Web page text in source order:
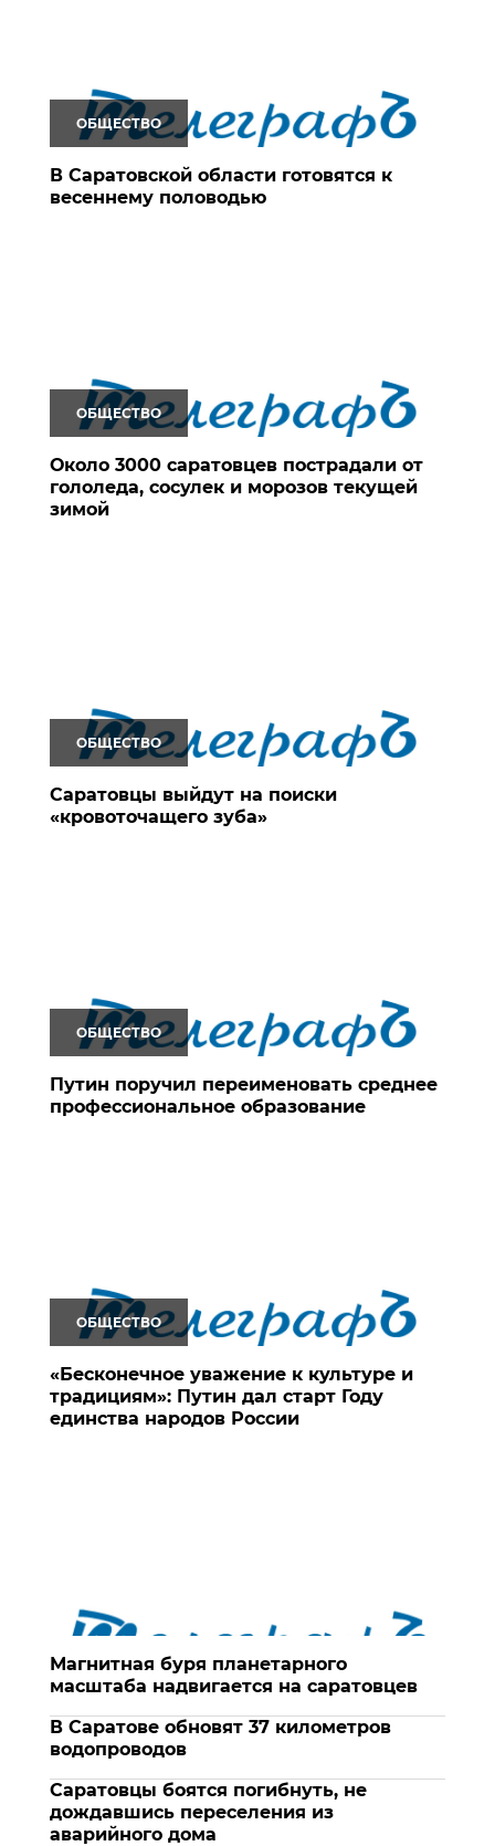
ОБЩЕСТВО
В Саратовской области готовятся к
весеннему половодью
ОБЩЕСТВО
Около 3000 саратовцев пострадали от
гололеда, сосулек и морозов текущей
зимой
ОБЩЕСТВО
Саратовцы выйдут на поиски
«кровоточащего зуба»
ОБЩЕСТВО
Путин поручил переименовать среднее
профессиональное образование
ОБЩЕСТВО
«Бесконечное уважение к культуре и
традициям»: Путин дал старт Году
единства народов России
Магнитная буря планетарного
масштаба надвигается на саратовцев
В Саратове обновят 37 километров
водопроводов
Саратовцы боятся погибнуть, не
дождавшись переселения из
аварийного дома